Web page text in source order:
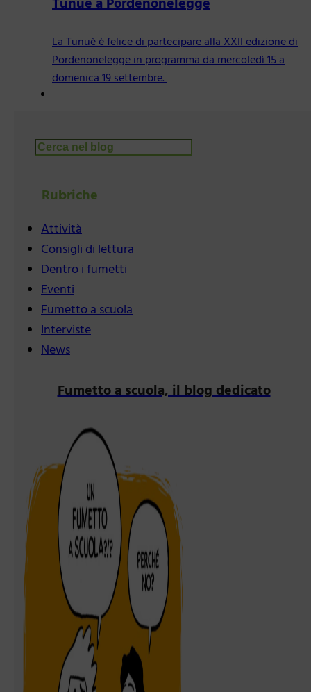
La Tunuè è felice di partecipare alla XXII edizione di
Pordenonelegge in programma da mercoledì 15 a
domenica 19 settembre.
Cerca
Rubriche
Attività
Consigli di lettura
Dentro i fumetti
Eventi
Fumetto a scuola
Interviste
News
Fumetto a scuola, il blog dedicato